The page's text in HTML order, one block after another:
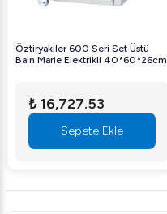
Öztiryakiler 600 Seri Set Üstü
Bain Marie Elektrikli 40*60*26cm
₺ 16,727.53
Sepete Ekle